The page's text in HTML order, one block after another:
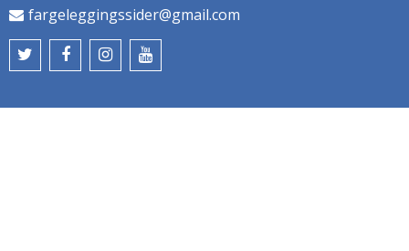
fargeleggingssider@gmail.com